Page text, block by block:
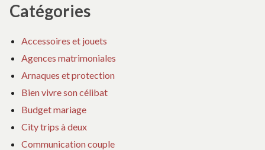
Catégories
Accessoires et jouets
Agences matrimoniales
Arnaques et protection
Bien vivre son célibat
Budget mariage
City trips à deux
Communication couple